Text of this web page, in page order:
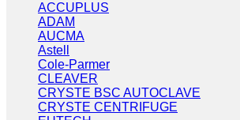
ACCUPLUS
ADAM
AUCMA
Astell
Cole-Parmer
CLEAVER
CRYSTE BSC AUTOCLAVE
CRYSTE CENTRIFUGE